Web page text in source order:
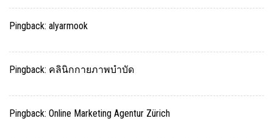
Pingback: alyarmook
Pingback: คลินิกกายภาพบำบัด
Pingback: Online Marketing Agentur Zürich